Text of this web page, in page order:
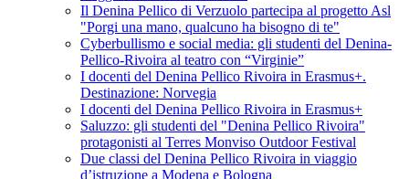
Il Denina Pellico di Verzuolo partecipa al progetto Asl
"Porgi una mano, qualcuno ha bisogno di te"
Cyberbullismo e social media: gli studenti del Denina-
Pellico-Rivoira al teatro con “Virginie”
I docenti del Denina Pellico Rivoira in Erasmus+.
Destinazione: Norvegia
I docenti del Denina Pellico Rivoira in Erasmus+
Saluzzo: gli studenti del "Denina Pellico Rivoira"
protagonisti al Terres Monviso Outdoor Festival
Due classi del Denina Pellico Rivoira in viaggio
d’istruzione a Modena e Bologna